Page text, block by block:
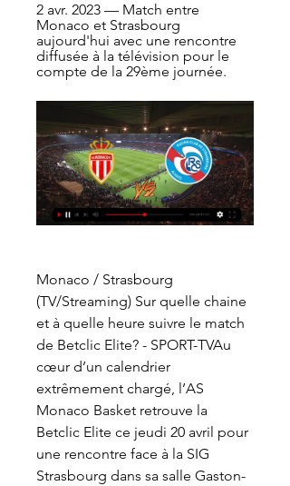
2 avr. 2023 — Match entre
Monaco et Strasbourg
aujourd'hui avec une rencontre
diffusée à la télévision pour le
compte de la 29ème journée.
Monaco / Strasbourg
(TV/Streaming) Sur quelle chaine
et à quelle heure suivre le match
de Betclic Elite? - SPORT-TVAu
cœur d’un calendrier
extrêmement chargé, l’AS
Monaco Basket retrouve la
Betclic Elite ce jeudi 20 avril pour
une rencontre face à la SIG
Strasbourg dans sa salle Gaston-